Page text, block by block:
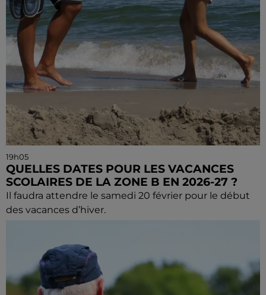
19h05
QUELLES DATES POUR LES VACANCES
SCOLAIRES DE LA ZONE B EN 2026-27 ?
Il faudra attendre le samedi 20 février pour le début
des vacances d’hiver.